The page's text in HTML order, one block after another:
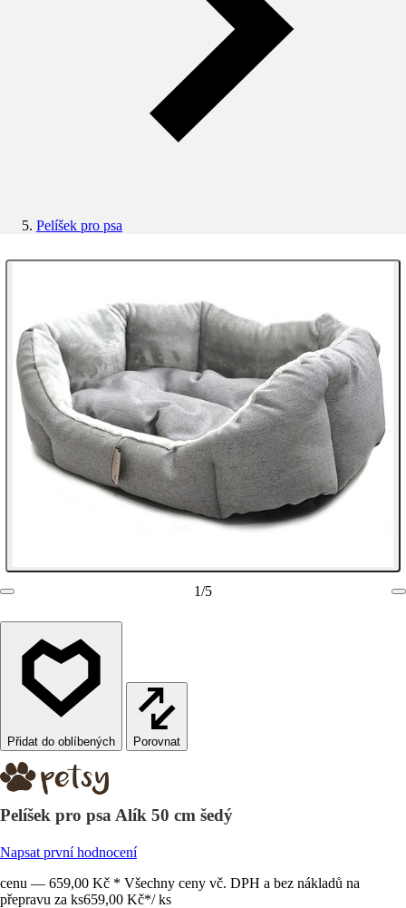
Pelíšek pro psa
1/5
Porovnat
Pelíšek pro psa Alík 50 cm šedý
Napsat první hodnocení
cenu — 659,00 Kč * Všechny ceny vč. DPH a bez nákladů na
přepravu za ks659,00 Kč*/ ks